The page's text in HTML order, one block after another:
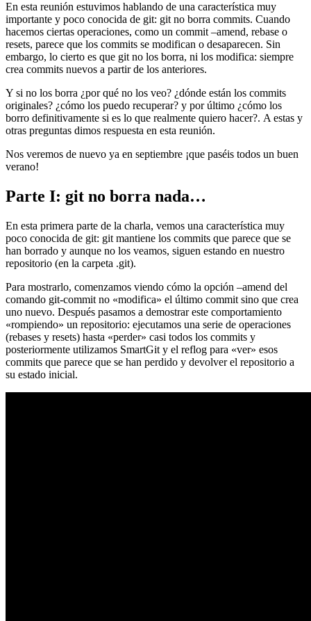
En esta reunión estuvimos hablando de una característica muy
importante y poco conocida de git: git no borra commits. Cuando
hacemos ciertas operaciones, como un commit –amend, rebase o
resets, parece que los commits se modifican o desaparecen. Sin
embargo, lo cierto es que git no los borra, ni los modifica: siempre
crea commits nuevos a partir de los anteriores.
Y si no los borra ¿por qué no los veo? ¿dónde están los commits
originales? ¿cómo los puedo recuperar? y por último ¿cómo los
borro definitivamente si es lo que realmente quiero hacer?. A estas y
otras preguntas dimos respuesta en esta reunión.
Nos veremos de nuevo ya en septiembre ¡que paséis todos un buen
verano!
Parte I: git no borra nada…
En esta primera parte de la charla, vemos una característica muy
poco conocida de git: git mantiene los commits que parece que se
han borrado y aunque no los veamos, siguen estando en nuestro
repositorio (en la carpeta .git).
Para mostrarlo, comenzamos viendo cómo la opción –amend del
comando git-commit no «modifica» el último commit sino que crea
uno nuevo. Después pasamos a demostrar este comportamiento
«rompiendo» un repositorio: ejecutamos una serie de operaciones
(rebases y resets) hasta «perder» casi todos los commits y
posteriormente utilizamos SmartGit y el reflog para «ver» esos
commits que parece que se han perdido y devolver el repositorio a
su estado inicial.